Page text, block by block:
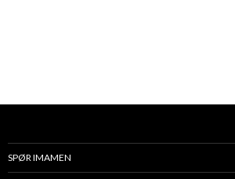
SPØR IMAMEN